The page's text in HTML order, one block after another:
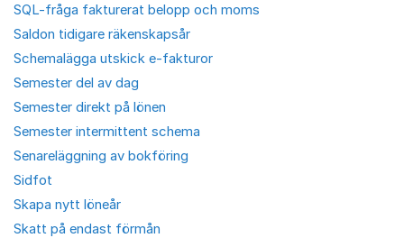
SQL-fråga fakturerat belopp och moms
Saldon tidigare räkenskapsår
Schemalägga utskick e-fakturor
Semester del av dag
Semester direkt på lönen
Semester intermittent schema
Senareläggning av bokföring
Sidfot
Skapa nytt löneår
Skatt på endast förmån